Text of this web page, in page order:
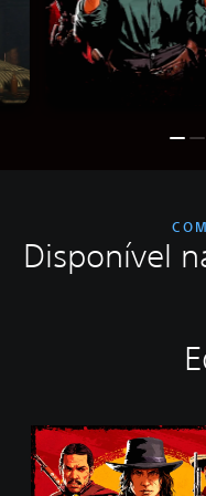
Disponível
S
t
a